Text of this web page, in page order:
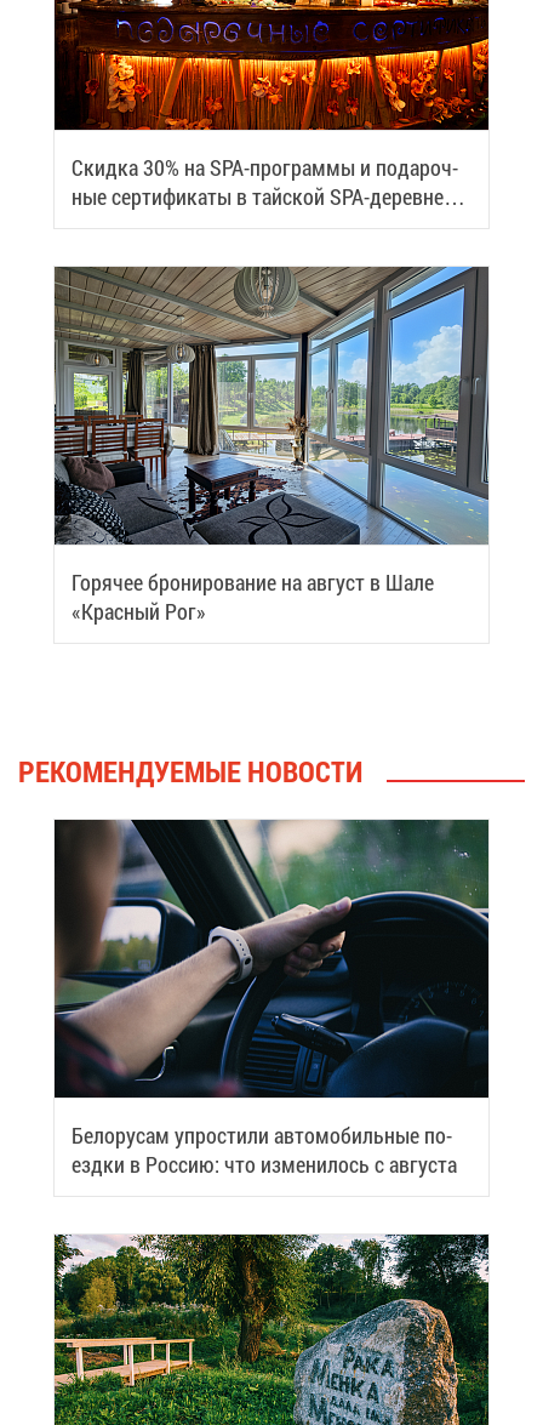
Скид­ка 30% на SPA-про­грам­мы и по­да­роч­
ные сер­ти­фи­ка­ты в тай­ской SPA-де­ревне
Samui
Го­ря­чее бро­ни­ро­ва­ние на ав­густ в Ша­ле
«Крас­ный Рог»
РЕ­КО­МЕН­ДУ­Е­МЫЕ НО­ВО­СТИ
Бе­ло­ру­сам упро­сти­ли ав­то­мо­биль­ные по­
езд­ки в Рос­сию: что из­ме­ни­лось с ав­гу­ста